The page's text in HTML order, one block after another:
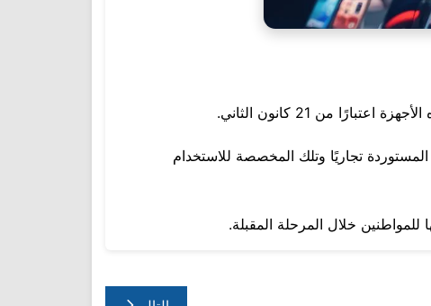
من 21 كانون الثاني.
المستوردة تجاريًا وتلك المخصصة للاستخدام
خلال المرحلة المقبلة.